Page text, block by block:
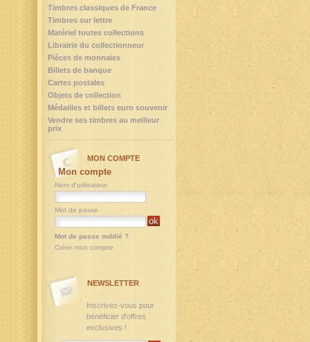
Timbres classiques de France
Timbres sur lettre
Matériel toutes collections
Librairie du collectionneur
Pièces de monnaies
Billets de banque
Cartes postales
Objets de collection
Médailles et billets euro souvenir
Vendre ses timbres au meilleur
prix
MON COMPTE
Mon compte
Nom d'utilisateur
Mot de passe
Mot de passe oublié ?
Créer mon compte
NEWSLETTER
Inscrivez-vous pour
bénéficier d'offres
exclusives !